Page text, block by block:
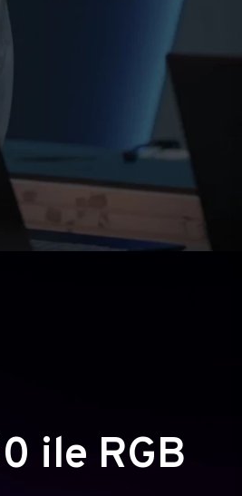
ile RGB